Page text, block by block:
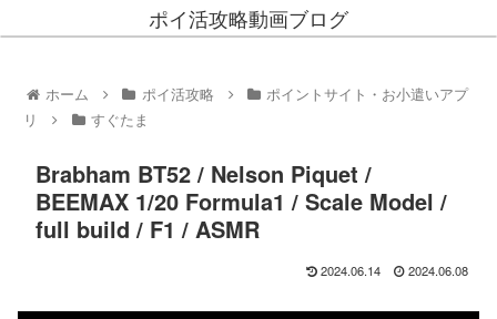
ポイ活攻略動画ブログ
ホーム ポイ活攻略
ポイントサイト・お小遣いアプ
リ
すぐたま
Brabham BT52 / Nelson Piquet /
BEEMAX 1/20 Formula1 / Scale Model /
full build / F1 / ASMR
2024.06.14 2024.06.08